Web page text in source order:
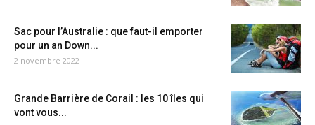
Sac pour l’Australie : que faut-il emporter
pour un an Down...
2 novembre 2022
Grande Barrière de Corail : les 10 îles qui
vont vous...